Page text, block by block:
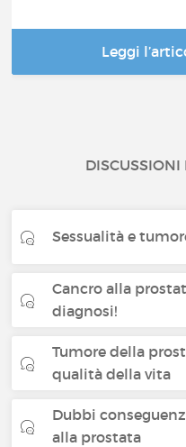
Leggi
Sessualità e
Cancro alla
diagnosi!
Tumore della
qualità della vita
Dubbi
alla prostata